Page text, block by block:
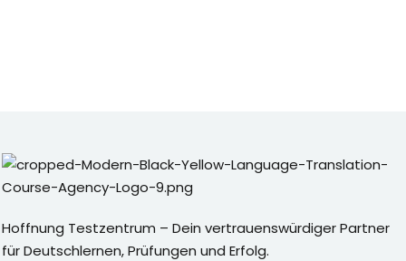
Hoffnung Testzentrum – Dein vertrauenswürdiger Partner
für Deutschlernen, Prüfungen und Erfolg.